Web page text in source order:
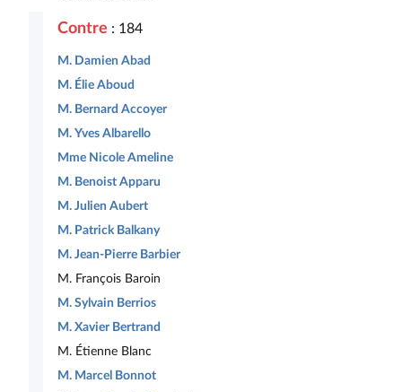
Contre : 184
M. Damien Abad
M. Élie Aboud
M. Bernard Accoyer
M. Yves Albarello
Mme Nicole Ameline
M. Benoist Apparu
M. Julien Aubert
M. Patrick Balkany
M. Jean-Pierre Barbier
M. François Baroin
M. Sylvain Berrios
M. Xavier Bertrand
M. Étienne Blanc
M. Marcel Bonnot